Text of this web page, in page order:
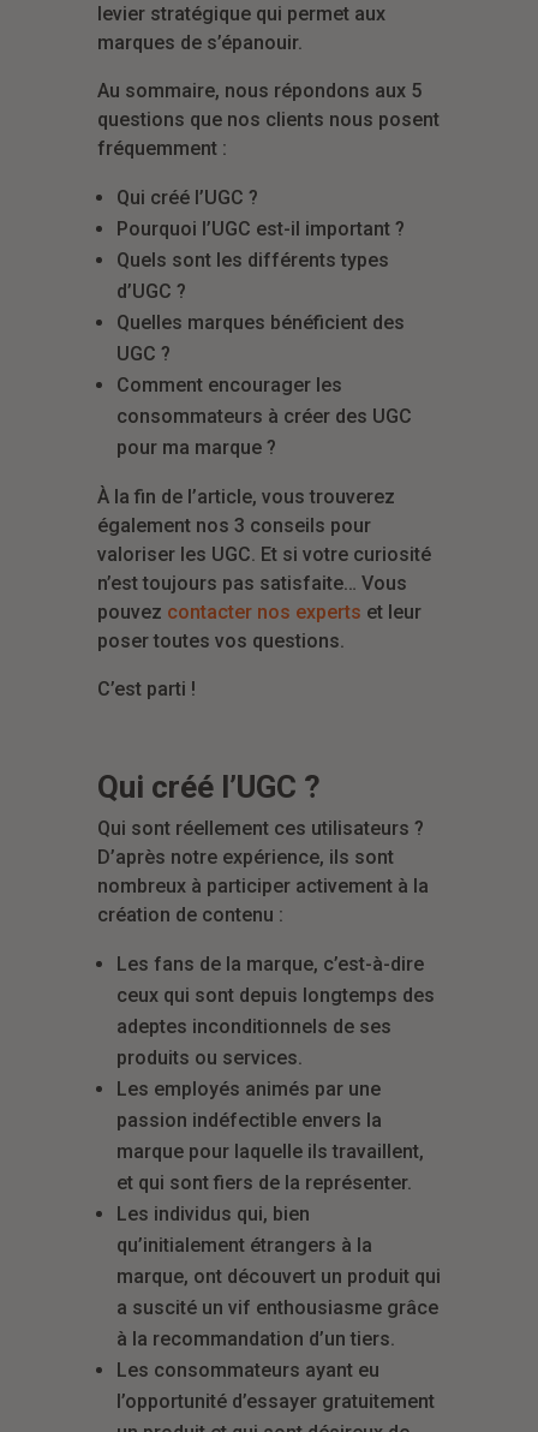
levier stratégique qui permet aux
marques de s’épanouir.
Au sommaire, nous répondons aux 5
questions que nos clients nous posent
fréquemment :
Qui créé l’UGC ?
Pourquoi l’UGC est-il important ?
Quels sont les différents types
d’UGC ?
Quelles marques bénéficient des
UGC ?
Comment encourager les
consommateurs à créer des UGC
pour ma marque ?
À la fin de l’article, vous trouverez
également nos 3 conseils pour
valoriser les UGC. Et si votre curiosité
n’est toujours pas satisfaite… Vous
pouvez contacter nos experts et leur
poser toutes vos questions.
C’est parti !
Qui créé l’UGC ?
Qui sont réellement ces utilisateurs ?
D’après notre expérience, ils sont
nombreux à participer activement à la
création de contenu :
Les fans de la marque, c’est-à-dire
ceux qui sont depuis longtemps des
adeptes inconditionnels de ses
produits ou services.
Les employés animés par une
passion indéfectible envers la
marque pour laquelle ils travaillent,
et qui sont fiers de la représenter.
Les individus qui, bien
qu’initialement étrangers à la
marque, ont découvert un produit qui
a suscité un vif enthousiasme grâce
à la recommandation d’un tiers.
Les consommateurs ayant eu
l’opportunité d’essayer gratuitement